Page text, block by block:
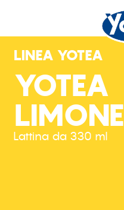
LINEA YOTEA
YOTEA
LIMONE
Lattina da 330 ml